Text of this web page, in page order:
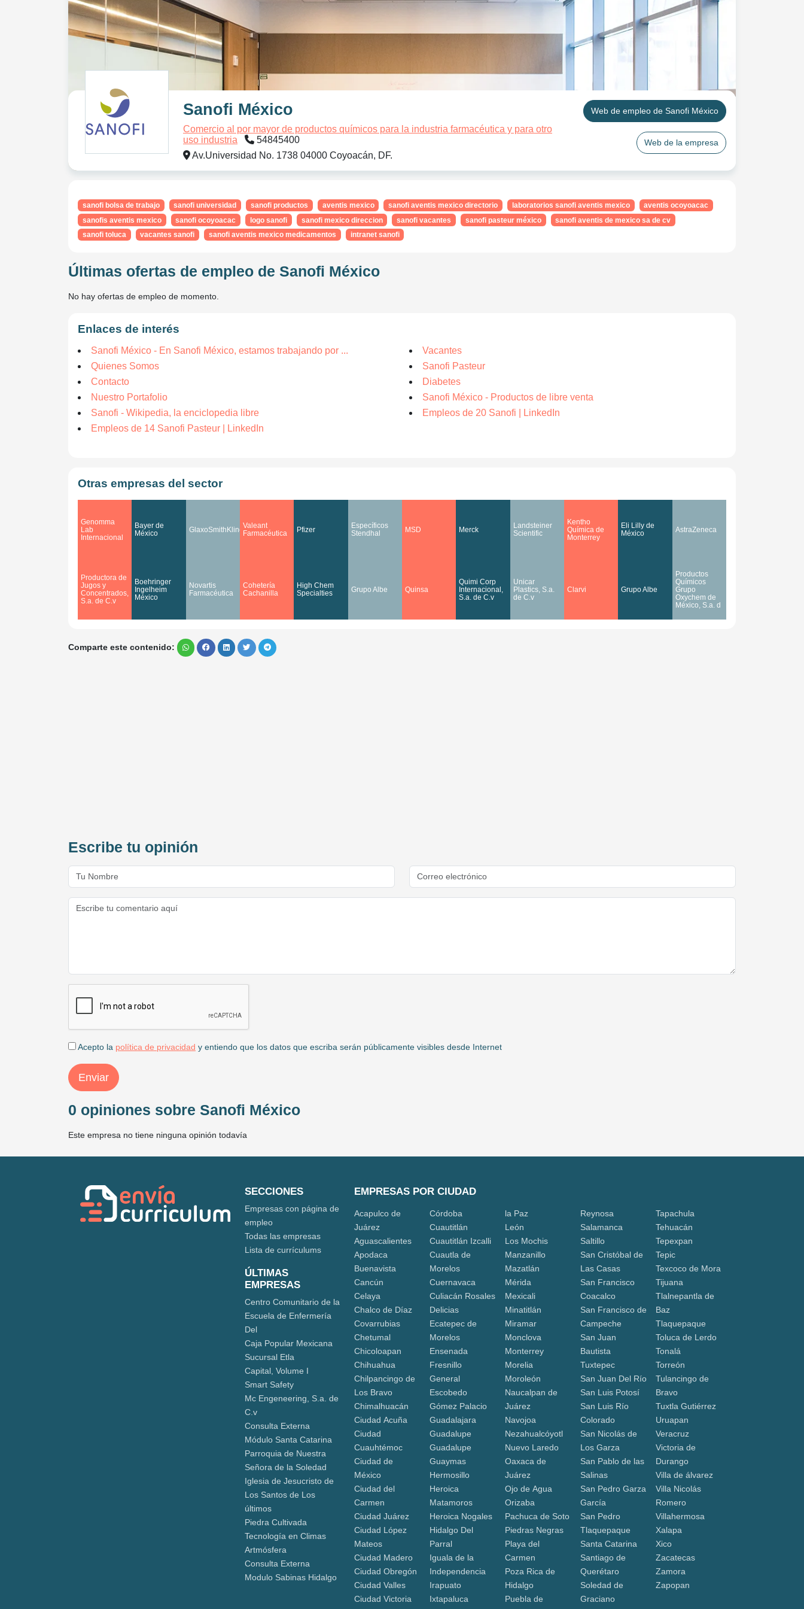
Sanofi México
Comercio al por mayor de productos químicos para la industria farmacéutica y para otro
uso industria
54845400
Av.Universidad No. 1738 04000 Coyoacán, DF.
Web de empleo de Sanofi México
Web de la empresa
sanofi bolsa de trabajo sanofi universidad sanofi productos aventis mexico sanofi aventis mexico directorio laboratorios sanofi aventis mexico
aventis ocoyoacac
sanofis aventis mexico
sanofi ocoyoacac logo sanofi sanofi mexico direccion sanofi vacantes sanofi pasteur méxico
sanofi aventis de mexico sa de cv
sanofi toluca
vacantes sanofi sanofi aventis mexico medicamentos intranet sanofi
Últimas ofertas de empleo de Sanofi México
No hay ofertas de empleo de momento.
Enlaces de interés
Sanofi México - En Sanofi México, estamos trabajando por ...
Vacantes
Quienes Somos
Sanofi Pasteur
Contacto
Diabetes
Nuestro Portafolio
Sanofi México - Productos de libre venta
Sanofi - Wikipedia, la enciclopedia libre
Empleos de 20 Sanofi | LinkedIn
Empleos de 14 Sanofi Pasteur | LinkedIn
Otras empresas del sector
Genomma
Lab
Internacional
Bayer de
México
GlaxoSmithKline Valeant
Farmacéutica
Pfizer
Específicos
Stendhal
MSD Merck
Landsteiner
Scientific
Kentho
Química de
Monterrey
Eli Lilly de
México
AstraZeneca
Productora de
Jugos y
Concentrados,
S.a. de C.v
Boehringer
Ingelheim
México
Novartis
Farmacéutica
Cohetería
Cachanilla
High Chem
Specialties
Grupo Albe Quinsa
Quimi Corp
Internacional,
S.a. de C.v
Unicar
Plastics, S.a.
de C.v
Clarvi Grupo Albe
Productos
Químicos
Grupo
Oxychem de
México, S.a. d
Comparte este contenido:
Escribe tu opinión
Acepto la política de privacidad y entiendo que los datos que escriba serán públicamente visibles desde Internet
Enviar
0 opiniones sobre Sanofi México
Este empresa no tiene ninguna opinión todavía
SECCIONES
Empresas con página de
empleo
Todas las empresas
Lista de currículums
ÚLTIMAS
EMPRESAS
Centro Comunitario de la
Escuela de Enfermería
Del
Caja Popular Mexicana
Sucursal Etla
Capital, Volume I
Smart Safety
Mc Engeneering, S.a. de
C.v
Consulta Externa
Módulo Santa Catarina
Parroquia de Nuestra
Señora de la Soledad
Iglesia de Jesucristo de
Los Santos de Los
últimos
Piedra Cultivada
Tecnología en Climas
Artmósfera
Consulta Externa
Modulo Sabinas Hidalgo
EMPRESAS POR CIUDAD
Acapulco de
Juárez
Aguascalientes
Apodaca
Buenavista
Cancún
Celaya
Chalco de Díaz
Covarrubias
Chetumal
Chicoloapan
Chihuahua
Chilpancingo de
Los Bravo
Chimalhuacán
Ciudad Acuña
Ciudad
Cuauhtémoc
Ciudad de
México
Ciudad del
Carmen
Ciudad Juárez
Ciudad López
Mateos
Ciudad Madero
Ciudad Obregón
Ciudad Valles
Ciudad Victoria
Córdoba
Cuautitlán
Cuautitlán Izcalli
Cuautla de
Morelos
Cuernavaca
Culiacán Rosales
Delicias
Ecatepec de
Morelos
Ensenada
Fresnillo
General
Escobedo
Gómez Palacio
Guadalajara
Guadalupe
Guadalupe
Guaymas
Hermosillo
Heroica
Matamoros
Heroica Nogales
Hidalgo Del
Parral
Iguala de la
Independencia
Irapuato
Ixtapaluca
la Paz
León
Los Mochis
Manzanillo
Mazatlán
Mérida
Mexicali
Minatitlán
Miramar
Monclova
Monterrey
Morelia
Moroleón
Naucalpan de
Juárez
Navojoa
Nezahualcóyotl
Nuevo Laredo
Oaxaca de
Juárez
Ojo de Agua
Orizaba
Pachuca de Soto
Piedras Negras
Playa del
Carmen
Poza Rica de
Hidalgo
Puebla de
Reynosa
Salamanca
Saltillo
San Cristóbal de
Las Casas
San Francisco
Coacalco
San Francisco de
Campeche
San Juan
Bautista
Tuxtepec
San Juan Del Río
San Luis Potosí
San Luis Río
Colorado
San Nicolás de
Los Garza
San Pablo de las
Salinas
San Pedro Garza
García
San Pedro
Tlaquepaque
Santa Catarina
Santiago de
Querétaro
Soledad de
Graciano
Tapachula
Tehuacán
Tepexpan
Tepic
Texcoco de Mora
Tijuana
Tlalnepantla de
Baz
Tlaquepaque
Toluca de Lerdo
Tonalá
Torreón
Tulancingo de
Bravo
Tuxtla Gutiérrez
Uruapan
Veracruz
Victoria de
Durango
Villa de álvarez
Villa Nicolás
Romero
Villahermosa
Xalapa
Xico
Zacatecas
Zamora
Zapopan